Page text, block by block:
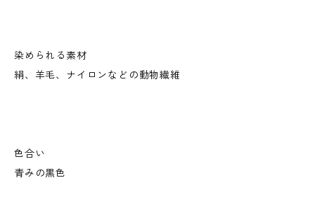
染められる素材
絹、羊毛、ナイロンなどの動物繊維
色合い
青みの黒色